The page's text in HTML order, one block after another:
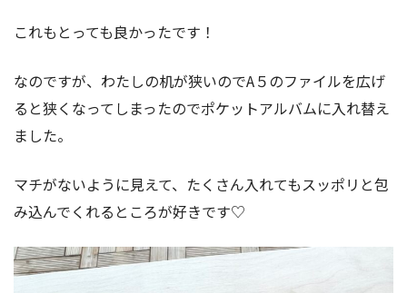
これもとっても良かったです！
なのですが、わたしの机が狭いのでA５のファイルを広げ
ると狭くなってしまったのでポケットアルバムに入れ替え
ました。
マチがないように見えて、たくさん入れてもスッポリと包
み込んでくれるところが好きです♡